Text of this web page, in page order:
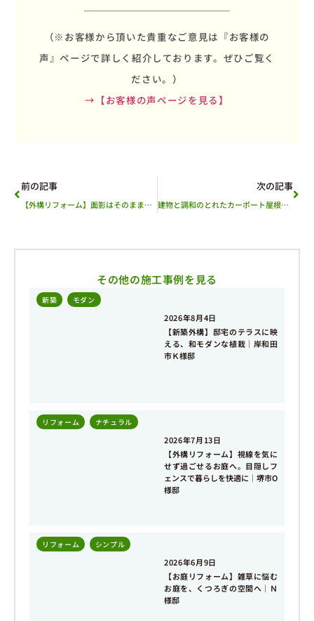
（※お客様から頂いた貴重なご意見は『お客様の
声』ページで詳しく紹介しております。ぜひご覧く
ださい。）
→【お客様の声ページを見る】
前の記事
【外構リフォーム】面影はそのままに。愛着のあるデザインを活かしたゲートリフォーム｜大阪市Ａ様邸
次の記事
建物と調和のとれたカーポート屋根｜Ｍ様邸
その他の施工事例を見る
新築 モダン
2026年8月4日
【新築外構】邸宅のテラスに映
える、和モダンな植栽｜岸和田
市Ｋ様邸
リフォーム ナチュラル
2026年7月13日
【外構リフォーム】視線を気に
せず過ごせるお庭へ。目隠しフ
ェンスで暮らしを快適に｜堺市O
様邸
リフォーム シンプル
2026年6月9日
【お庭リフォーム】雑草に悩む
お庭を、くつろぎの空間へ｜Ｎ
様邸